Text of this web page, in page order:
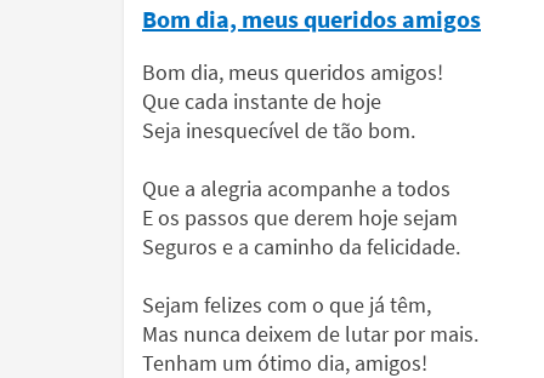
Bom dia, meus queridos amigos
Bom dia, meus queridos amigos!
Que cada instante de hoje
Seja inesquecível de tão bom.
Que a alegria acompanhe a todos
E os passos que derem hoje sejam
Seguros e a caminho da felicidade.
Sejam felizes com o que já têm,
Mas nunca deixem de lutar por mais.
Tenham um ótimo dia, amigos!